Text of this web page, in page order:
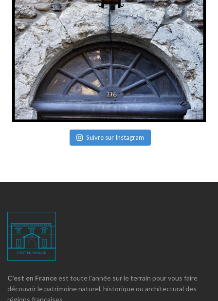
Suivre sur Instagram
C'est en France est toute l'année sur le terrain pour vous faire
découvrir le patrimoine naturel, historique ou architectural des
régions françaises.